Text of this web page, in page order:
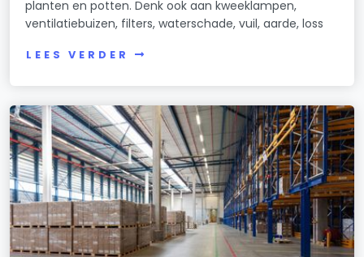
planten en potten. Denk ook aan kweeklampen,
ventilatiebuizen, filters, waterschade, vuil, aarde, loss
LEES VERDER